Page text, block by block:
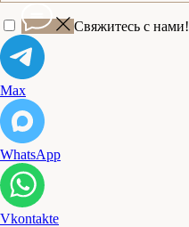
Свяжитесь с нами!
Max
WhatsApp
Vkontakte